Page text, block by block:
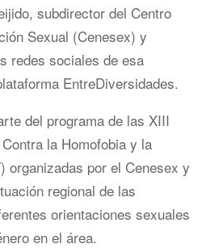
subdirector del Centro
Sexual (Cenesex) y
redes sociales de esa
EntreDiversidades.
del programa de las XIII
la Homofobia y la
organizadas por el Cenesex y
regional de las
orientaciones sexuales
en el área.